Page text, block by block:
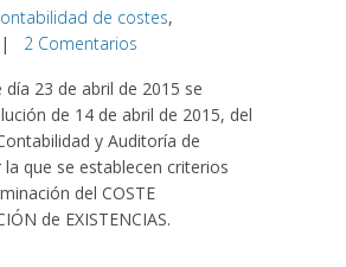
de costes,
2 Comentarios
día 23 de abril de 2015 se
de 14 de abril de 2015, del
y Auditoría de
que se establecen criterios
del COSTE
de EXISTENCIAS.